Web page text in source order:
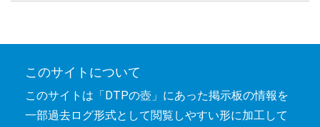
このサイトについて
このサイトは「DTPの壺」にあった掲示板の情報を
一部過去ログ形式として閲覧しやすい形に加工して